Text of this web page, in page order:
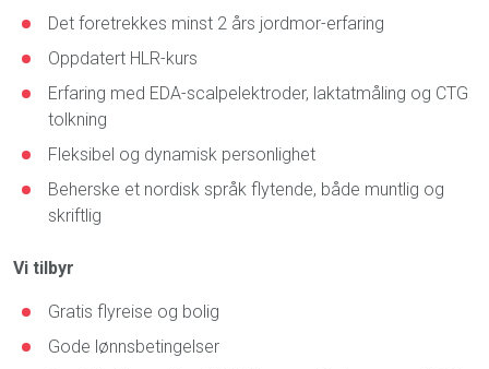
Det foretrekkes minst 2 års jordmor-erfaring
Oppdatert HLR-kurs
Erfaring med EDA-scalpelektroder, laktatmåling og CTG
tolkning
Fleksibel og dynamisk personlighet
Beherske et nordisk språk flytende, både muntlig og
skriftlig
Vi tilbyr
Gratis flyreise og bolig
Gode lønnsbetingelser